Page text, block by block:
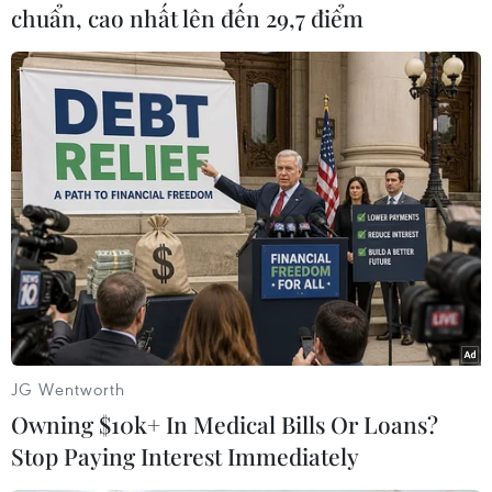
#Đại giáo chủ Ali Khamenei
#tấn công bằng tên lửa
#Hezbollah
#không kích Iran
Theo dõi VietnamPlus
chuẩn, cao nhất lên đến 29,7 điểm
JG Wentworth
Owning $10k+ In Medical Bills Or Loans?
Stop Paying Interest Immediately